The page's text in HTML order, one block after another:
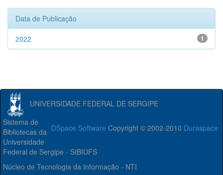
Data de Publicação
1
2022
UNIVERSIDADE FEDERAL DE SERGIPE
DSpace Software Copyright © 2002-2010 Duraspace
Sistema de
Bibliotecas da
Universidade
Federal de Sergipe - SIBIUFS
Núcleo de Tecnologia da Informação - NTI